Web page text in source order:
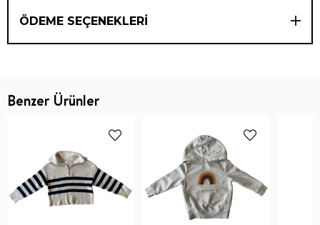
ÖDEME SEÇENEKLERI
Benzer Ürünler